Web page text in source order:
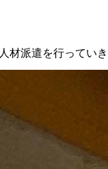
材派遣を行っていき